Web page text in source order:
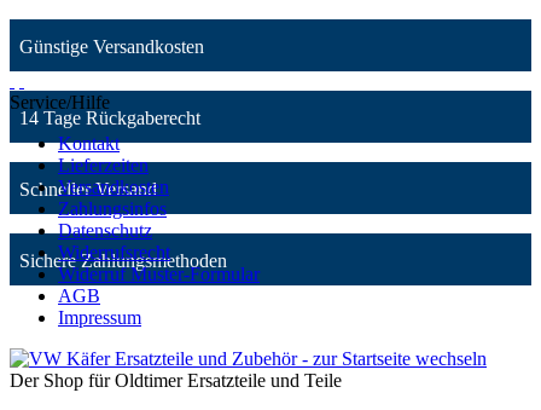
Günstige Versandkosten
14 Tage Rückgaberecht
Schneller Versand
Sichere Zahlungsmethoden
Service/Hilfe
Kontakt
Lieferzeiten
Versandkosten
Zahlungsinfos
Datenschutz
Widerrufsrecht
Widerruf Muster-Formular
AGB
Impressum
Der Shop für Oldtimer Ersatzteile und Teile